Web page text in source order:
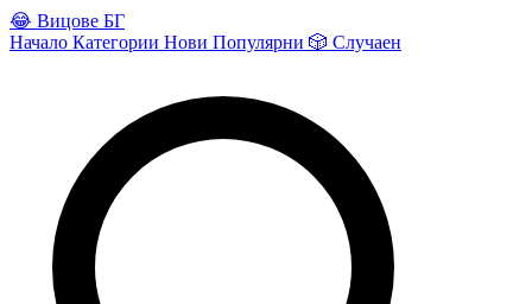
😂 Вицове БГ
Начало Категории Нови Популярни 🎲 Случаен